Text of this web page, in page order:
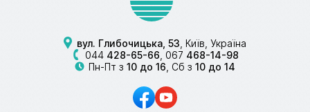
вул. Глибочицька, 53 , Київ, Україна
044 428-65-66 067 468-14-98
Пн-Пт з 10 до 16 , Сб з 10 до 14